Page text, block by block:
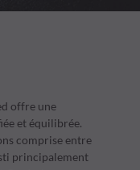
offre une
et équilibrée.
comprise entre
principalement